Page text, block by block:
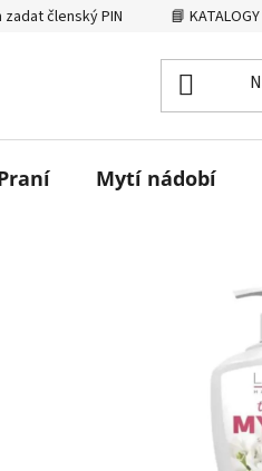
zadat členský PIN 📘 KATALOGY
Mytí nádobí